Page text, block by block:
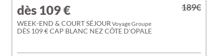
dès 109€
WEEK-END & COURT SÉJOUR Voyage Groupe
DÈS 109 € CAP BLANC NEZ CÔTE D'OPALE
189€